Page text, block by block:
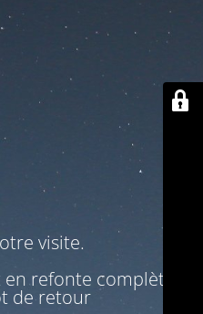
visite.
refonte complète. Il
de retour